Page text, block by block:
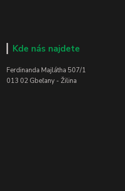
Kde nás najdete
Ferdinanda Majlátha 507/1
013 02 Gbeľany - Žilina